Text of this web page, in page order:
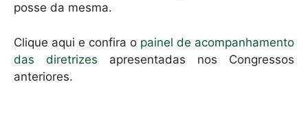
posse da mesma.
Clique aqui e confira o painel de acompanhamento
das diretrizes apresentadas nos Congressos
anteriores.